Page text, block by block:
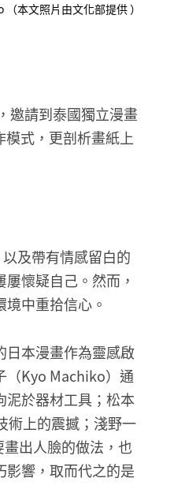
本文照片由文化部提供 ）
邀請到泰國獨立漫畫
式，更剖析畫紙上
及帶有情感留白的
懷疑自己。然而，
中重拾信心。
日本漫畫作為靈感啟
（Kyo Machiko）通
泥於器材工具；松本
術上的震撼；淺野一
出人臉的做法，也
響，取而代之的是